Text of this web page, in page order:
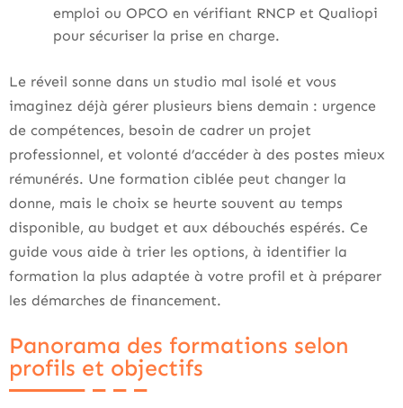
emploi ou OPCO en vérifiant RNCP et Qualiopi
pour sécuriser la prise en charge.
Le réveil sonne dans un studio mal isolé et vous
imaginez déjà gérer plusieurs biens demain : urgence
de compétences, besoin de cadrer un projet
professionnel, et volonté d’accéder à des postes mieux
rémunérés. Une formation ciblée peut changer la
donne, mais le choix se heurte souvent au temps
disponible, au budget et aux débouchés espérés. Ce
guide vous aide à trier les options, à identifier la
formation la plus adaptée à votre profil et à préparer
les démarches de financement.
Panorama des formations selon
profils et objectifs